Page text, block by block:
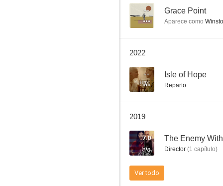
-- Grace Point
Aparece como
2022
-- Isle of Hope
Reparto
2019
7.0 The Enemy
Director (1 capítulo)
Ver todo